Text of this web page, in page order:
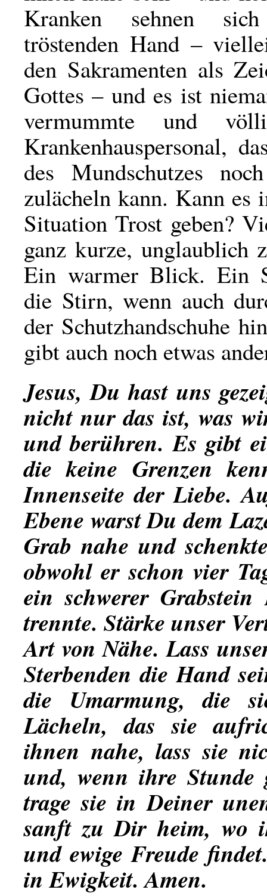
Kranken sehnen
tröstenden Hand –
den Sakramenten als
Gottes – und es ist
vermummte und
Krankenhauspersonal,
des Mundschutzes
zulächeln kann. Kann es
Situation Trost geben?
ganz kurze, unglaublich
Ein warmer Blick. Ein
die Stirn, wenn auch
der Schutzhandschuhe
gibt auch noch etwas
Jesus, Du hast uns
nicht nur das ist, was
und berühren. Es gibt
die keine Grenzen
Innenseite der Liebe.
Ebene warst Du dem
Grab nahe und
obwohl er schon vier
ein schwerer
trennte. Stärke unser
Art von Nähe. Lass
Sterbenden die Hand
die Umarmung, die
Lächeln, das sie
ihnen nahe, lass sie
und, wenn ihre Stunde
trage sie in Deiner
sanft zu Dir heim, wo
und ewige Freude
in Ewigkeit. Amen.